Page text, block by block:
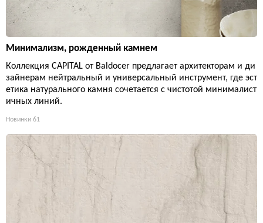
Минимализм, рожденный камнем
Коллекция CAPITAL от Baldocer предлагает архитекторам и ди
зайнерам нейтральный и универсальный инструмент, где эст
етика натурального камня сочетается с чистотой минималист
ичных линий.
Новинки 61